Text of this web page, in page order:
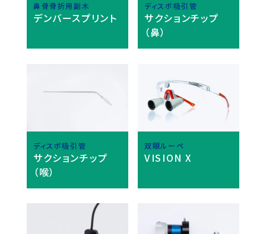
鼻骨骨折用副木
デンバースプリント
ディスポ吸引管
サクションチップ
（鼻）
ディスポ吸引管
サクションチップ
（喉）
双眼ルーペ
VISION X